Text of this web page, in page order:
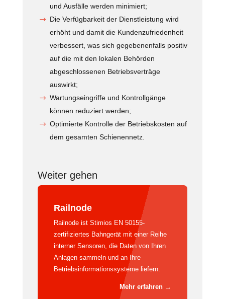
und Ausfälle werden minimiert;
Die Verfügbarkeit der Dienstleistung wird
erhöht und damit die Kundenzufriedenheit
verbessert, was sich gegebenenfalls positiv
auf die mit den lokalen Behörden
abgeschlossenen Betriebsverträge
auswirkt;
Wartungseingriffe und Kontrollgänge
können reduziert werden;
Optimierte Kontrolle der Betriebskosten auf
dem gesamten Schienennetz.
Weiter gehen
Railnode
Railnode ist Stimios EN 50155-
zertifiziertes Bahngerät mit einer Reihe
interner Sensoren, die Daten von Ihren
Anlagen sammeln und an Ihre
Betriebsinformationssysteme liefern.
Mehr erfahren →